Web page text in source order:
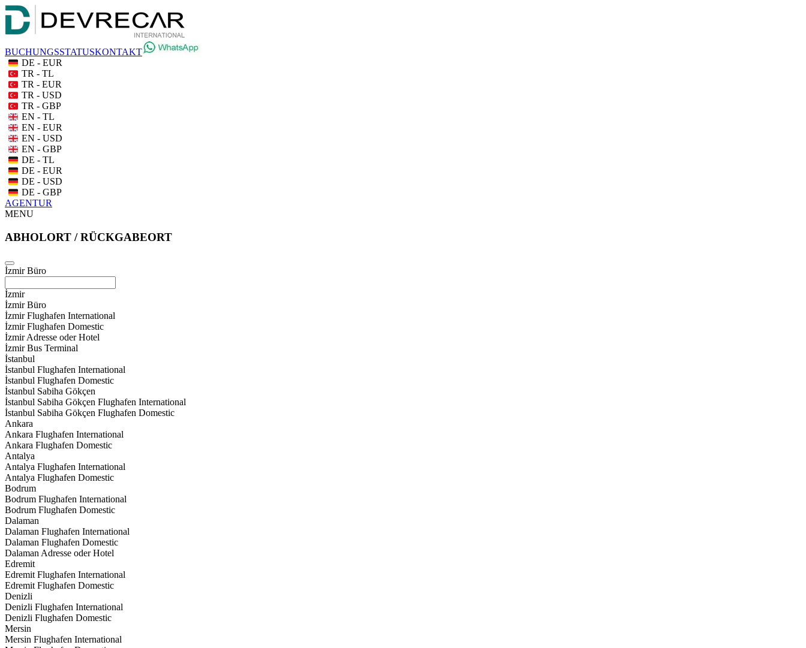
BUCHUNGSSTATUSKONTAKT
DE - EUR
TR - TL
TR - EUR
TR - USD
TR - GBP
EN - TL
EN - EUR
EN - USD
EN - GBP
DE - TL
DE - EUR
DE - USD
DE - GBP
AGENTUR
MENU
ABHOLORT / RÜCKGABEORT
İzmir Büro
İzmir
İzmir Büro
İzmir Flughafen International
İzmir Flughafen Domestic
İzmir Adresse oder Hotel
İzmir Bus Terminal
İstanbul
İstanbul Flughafen International
İstanbul Flughafen Domestic
İstanbul Sabiha Gökçen
İstanbul Sabiha Gökçen Flughafen International
İstanbul Sabiha Gökçen Flughafen Domestic
Ankara
Ankara Flughafen International
Ankara Flughafen Domestic
Antalya
Antalya Flughafen International
Antalya Flughafen Domestic
Bodrum
Bodrum Flughafen International
Bodrum Flughafen Domestic
Dalaman
Dalaman Flughafen International
Dalaman Flughafen Domestic
Dalaman Adresse oder Hotel
Edremit
Edremit Flughafen International
Edremit Flughafen Domestic
Denizli
Denizli Flughafen International
Denizli Flughafen Domestic
Mersin
Mersin Flughafen International